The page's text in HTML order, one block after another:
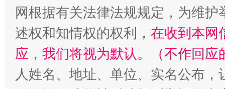
网根据有关法律法规规定，为维
述权和知情权的权利， 在收到本网
应，我们将视为默认。（不作回应
人姓名、地址、单位、实名公布